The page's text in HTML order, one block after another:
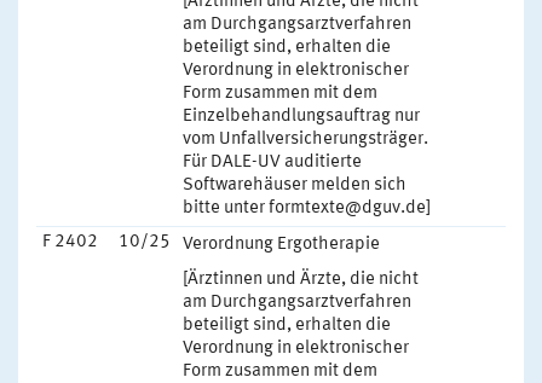
am Durchgangsarztverfahren
beteiligt sind, erhalten die
Verordnung in elektronischer
Form zusammen mit dem
Einzelbehandlungsauftrag nur
vom Unfallversicherungsträger.
Für DALE-UV auditierte
Softwarehäuser melden sich
bitte unter formtexte@dguv.de]
F 2402
10/25
Verordnung Ergotherapie
[Ärztinnen und Ärzte, die nicht
am Durchgangsarztverfahren
beteiligt sind, erhalten die
Verordnung in elektronischer
Form zusammen mit dem